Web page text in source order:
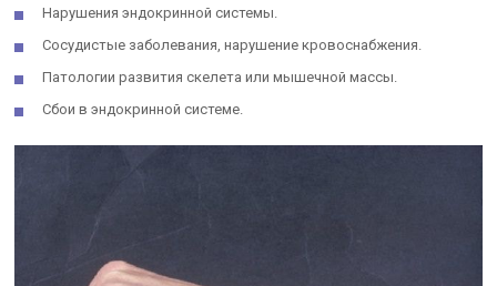
Нарушения эндокринной системы.
Сосудистые заболевания, нарушение кровоснабжения.
Патологии развития скелета или мышечной массы.
Сбои в эндокринной системе.